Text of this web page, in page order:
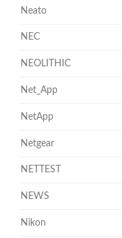
Neato
NEC
NEOLITHIC
Net_App
NetApp
Netgear
NETTEST
NEWS
Nikon